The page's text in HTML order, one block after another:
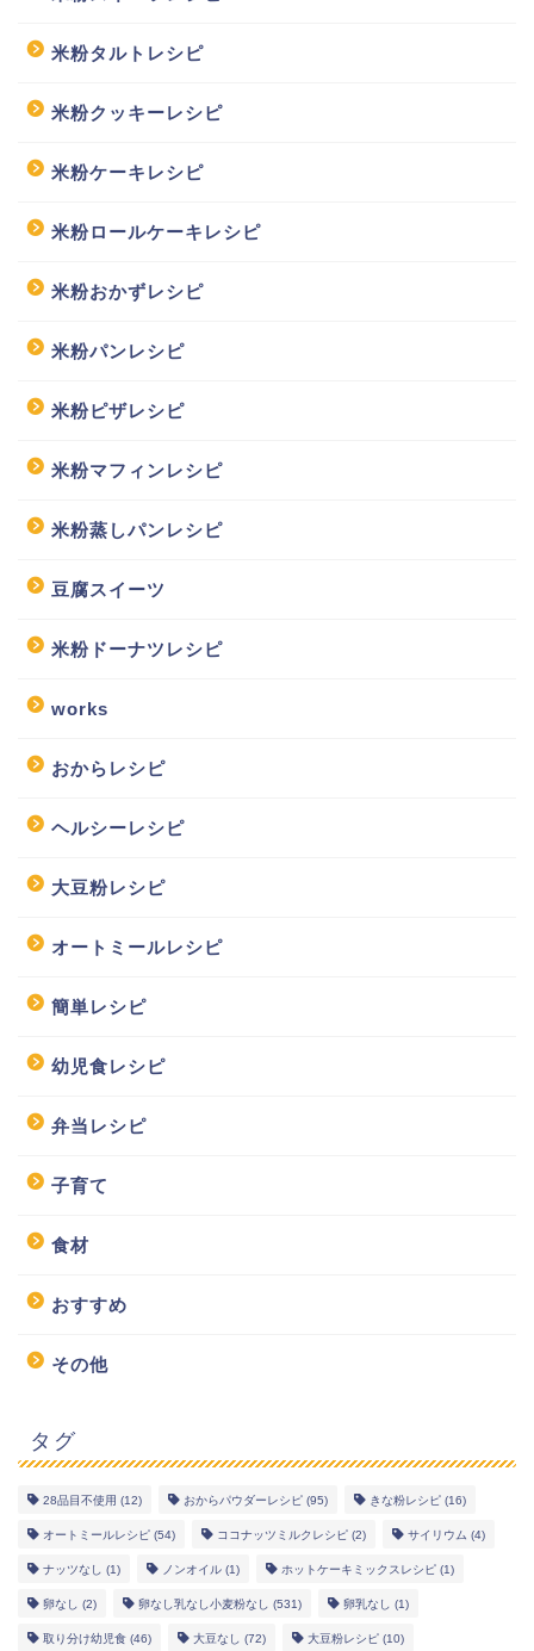
米粉タルトレシピ
米粉クッキーレシピ
米粉ケーキレシピ
米粉ロールケーキレシピ
米粉おかずレシピ
米粉パンレシピ
米粉ピザレシピ
米粉マフィンレシピ
米粉蒸しパンレシピ
豆腐スイーツ
米粉ドーナツレシピ
works
おからレシピ
ヘルシーレシピ
大豆粉レシピ
オートミールレシピ
簡単レシピ
幼児食レシピ
弁当レシピ
子育て
食材
おすすめ
その他
タグ
28品目不使用 (12) おからパウダーレシピ (95) きな粉レシピ (16)
オートミールレシピ (54) ココナッツミルクレシピ (2) サイリウム (4)
ナッツなし (1) ノンオイル (1) ホットケーキミックスレシピ (1)
卵なし (2) 卵なし乳なし小麦粉なし (531) 卵乳なし (1)
取り分け幼児食 (46) 大豆なし (72) 大豆粉レシピ (10)
幼児食レシピ
米粉レシピ